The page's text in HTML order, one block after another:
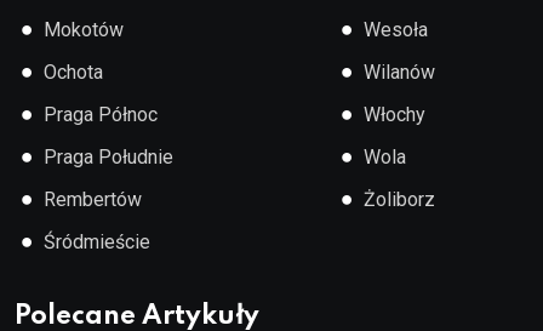
● Mokotów
● Ochota
● Praga Północ
● Praga Południe
● Rembertów
● Śródmieście
● Wesoła
● Wilanów
● Włochy
● Wola
● Żoliborz
Polecane Artykuły